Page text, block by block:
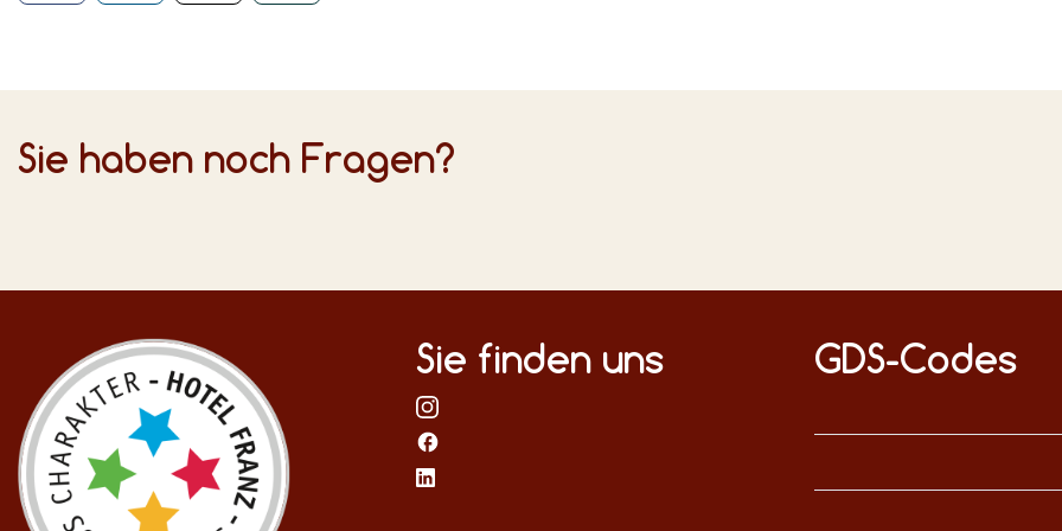
Sie haben noch Fragen?
Sie finden uns GDS-Codes